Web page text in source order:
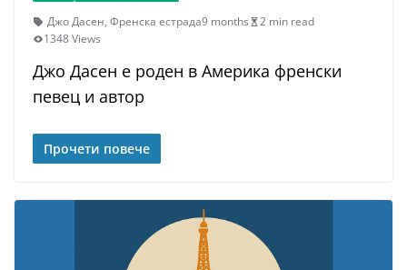
Джо Дасен, Френска естрада9 months
2 min read
1348 Views
Джо Дасен е роден в Америка френски
певец и автор
Прочети повече